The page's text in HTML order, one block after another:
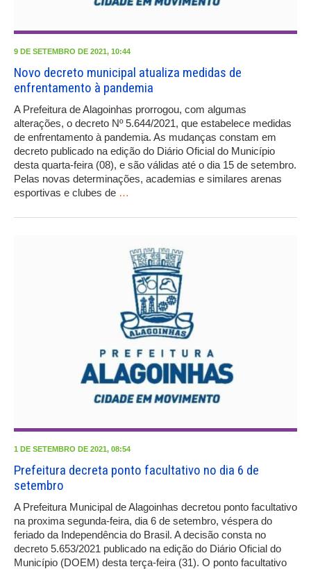
9 DE SETEMBRO DE 2021, 10:44
Novo decreto municipal atualiza medidas de
enfrentamento à pandemia
A Prefeitura de Alagoinhas prorrogou, com algumas
alterações, o decreto Nº 5.644/2021, que estabelece medidas
de enfrentamento à pandemia. As mudanças constam em
decreto publicado na edição do Diário Oficial do Município
desta quarta-feira (08), e são válidas até o dia 15 de setembro.
Pelas novas determinações, academias e similares arenas
esportivas e clubes de …
1 DE SETEMBRO DE 2021, 08:54
Prefeitura decreta ponto facultativo no dia 6 de
setembro
A Prefeitura Municipal de Alagoinhas decretou ponto facultativo
na proxima segunda-feira, dia 6 de setembro, véspera do
feriado da Independência do Brasil. A decisão consta no
decreto 5.653/2021 publicado na edição do Diário Oficial do
Município (DOEM) desta terça-feira (31). O ponto facultativo